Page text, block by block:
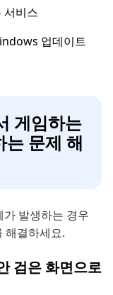
서비스
업데이트
게임하는
는 문제 해
발생하는 경우
해결하세요.
검은 화면으로